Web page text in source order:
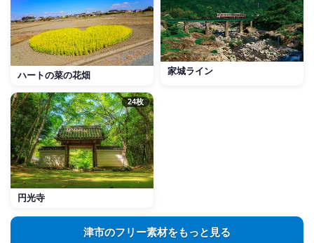
ハートの菜の花畑 家城ライン
24枚
円光寺
津市のフリー素材をもっと見る